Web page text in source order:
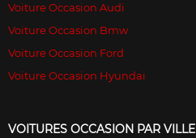
Voiture Occasion Audi
Voiture Occasion Bmw
Voiture Occasion Ford
Voiture Occasion Hyundai
VOITURES OCCASION PAR VILLE